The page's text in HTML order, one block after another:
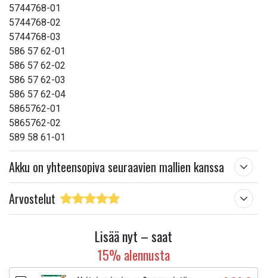
5744768-01
5744768-02
5744768-03
586 57 62-01
586 57 62-02
586 57 62-03
586 57 62-04
5865762-01
5865762-02
589 58 61-01
Akku on yhteensopiva seuraavien mallien kanssa
Arvostelut
Lisää nyt – saat
15% alennusta